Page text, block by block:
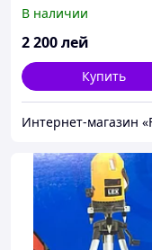
В наличии
2 200лей
Купить